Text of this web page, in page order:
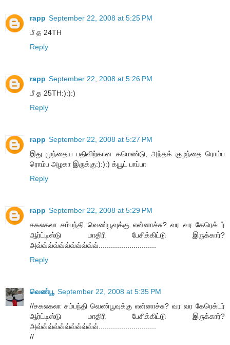
rapp September 22, 2008 at 5:25 PM
மீ த 24TH
Reply
rapp September 22, 2008 at 5:26 PM
மீ த 25TH:):):)
Reply
rapp September 22, 2008 at 5:27 PM
இது முந்தைய பதிவிற்கான கமெண்டு, அந்தக் குழந்தை ரொம்ப
ரொம்ப அழகா இருக்கு:):):) க்யூட் பாப்பா
Reply
rapp September 22, 2008 at 5:29 PM
சகலகலா சம்பந்தி வெண்பூவுக்கு என்னாச்சு? வர வர கேரெக்டர்
ஆர்ட்டிஸ்டு மாதிரி பேசிக்கிட்டு இருக்கார்?
அவ்வ்வ்வ்வ்வ்வ்வ்வ்வ்வ்............................
Reply
வெண்பூ September 22, 2008 at 5:35 PM
//சகலகலா சம்பந்தி வெண்பூவுக்கு என்னாச்சு? வர வர கேரெக்டர்
ஆர்ட்டிஸ்டு மாதிரி பேசிக்கிட்டு இருக்கார்?
அவ்வ்வ்வ்வ்வ்வ்வ்வ்வ்வ்............................
//